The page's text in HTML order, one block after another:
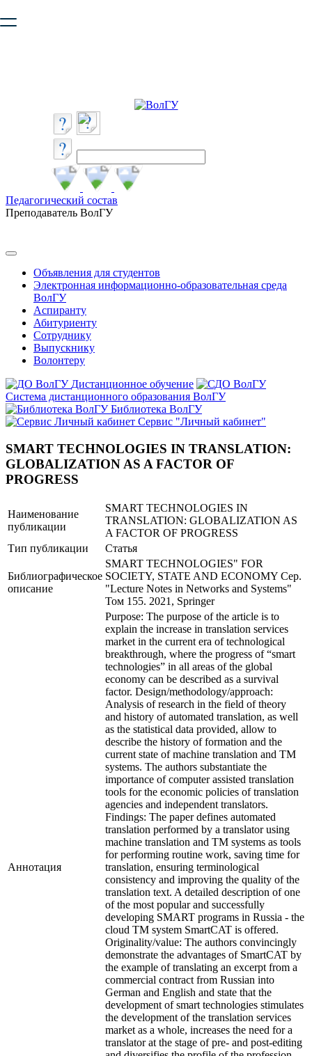
безопасную работу с сайтом. Пожалуйста
Педагогический состав
Преподаватель ВолГУ
Объявления для студентов
Электронная информационно-образовательная среда
ВолГУ
Аспиранту
Абитуриенту
Сотруднику
Выпускнику
Волонтеру
Дистанционное обучение
Система дистанционного образования ВолГУ
Библиотека ВолГУ
Сервис "Личный кабинет"
SMART TECHNOLOGIES IN TRANSLATION:
GLOBALIZATION AS A FACTOR OF
PROGRESS
Наименование
публикации
SMART TECHNOLOGIES IN
TRANSLATION: GLOBALIZATION AS
A FACTOR OF PROGRESS
Тип публикации
Статья
Библиографическое
описание
SMART TECHNOLOGIES" FOR
SOCIETY, STATE AND ECONOMY Сер.
"Lecture Notes in Networks and Systems"
Том 155. 2021, Springer
Аннотация
Purpose: The purpose of the article is to
explain the increase in translation services
market in the current era of technological
breakthrough, where the progress of “smart
technologies” in all areas of the global
economy can be described as a survival
factor. Design/methodology/approach:
Analysis of research in the field of theory
and history of automated translation, as well
as the statistical data provided, allow to
describe the history of formation and the
current state of machine translation and TM
systems. The authors substantiate the
importance of computer assisted translation
tools for the economic policies of translation
agencies and independent translators.
Findings: The paper defines automated
translation performed by a translator using
machine translation and TM systems as tools
for performing routine work, saving time for
translation, ensuring terminological
consistency and improving the quality of the
translation text. A detailed description of one
of the most popular and successfully
developing SMART programs in Russia - the
cloud TM system SmartCAT is offered.
Originality/value: The authors convincingly
demonstrate the advantages of SmartCAT by
the example of translating an excerpt from a
commercial contract from Russian into
German and English and state that the
development of smart technologies stimulates
the development of the translation services
market as a whole, increases the need for a
translator at the stage of pre- and post-editing